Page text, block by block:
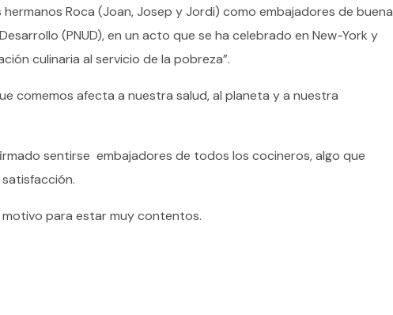
Roca (Joan, Josep y Jordi) como embajadores de buena
(PNUD), en un acto que se ha celebrado en New-York y
culinaria al servicio de la pobreza”.
comemos afecta a nuestra salud, al planeta y a nuestra
sentirse embajadores de todos los cocineros, algo que
para estar muy contentos.